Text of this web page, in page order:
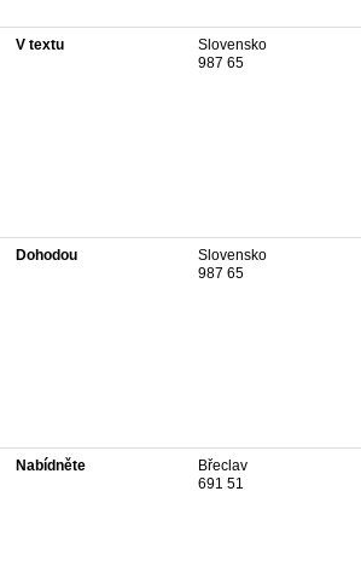
V textu
Slovensko
987 65
Dohodou
Slovensko
987 65
Nabídněte
Břeclav
691 51